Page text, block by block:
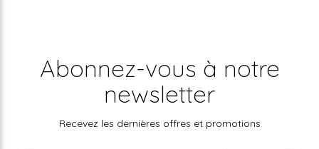
Abonnez-vous à notre
newsletter
Recevez les dernières offres et promotions